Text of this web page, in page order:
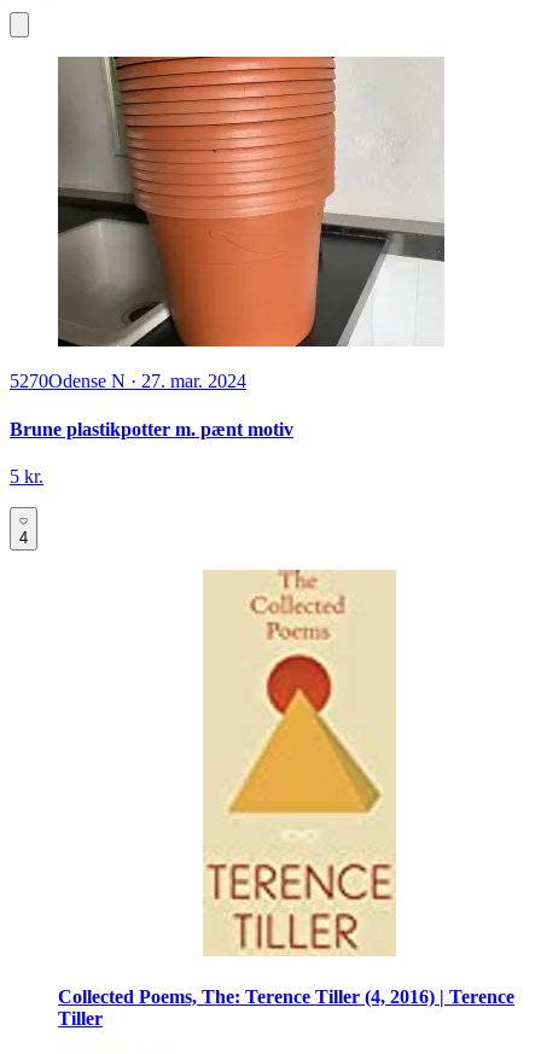
5270Odense N · 27. mar. 2024
Brune plastikpotter m. pænt motiv
5 kr.
4
Collected Poems, The: Terence Tiller (4, 2016) | Terence
Tiller